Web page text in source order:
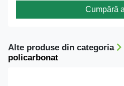
Cumpără
Alte produse din categoria
policarbonat